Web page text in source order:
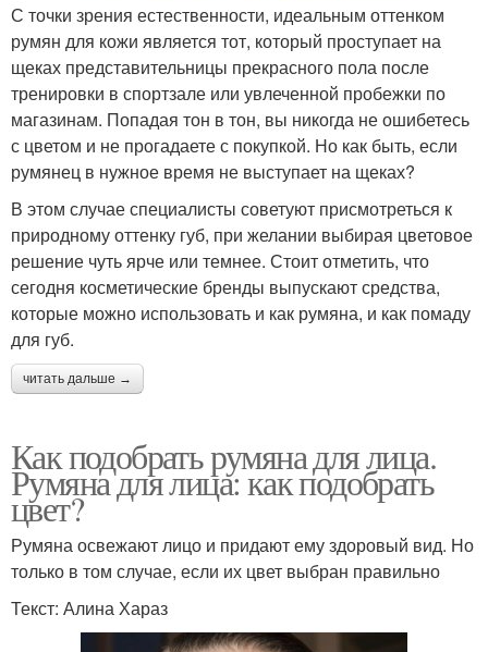
С точки зрения естественности, идеальным оттенком
румян для кожи является тот, который проступает на
щеках представительницы прекрасного пола после
тренировки в спортзале или увлеченной пробежки по
магазинам. Попадая тон в тон, вы никогда не ошибетесь
с цветом и не прогадаете с покупкой. Но как быть, если
румянец в нужное время не выступает на щеках?
В этом случае специалисты советуют присмотреться к
природному оттенку губ, при желании выбирая цветовое
решение чуть ярче или темнее. Стоит отметить, что
сегодня косметические бренды выпускают средства,
которые можно использовать и как румяна, и как помаду
для губ.
читать дальше →
Как подобрать румяна для лица.
Румяна для лица: как подобрать
цвет?
Румяна освежают лицо и придают ему здоровый вид. Но
только в том случае, если их цвет выбран правильно
Текст: Алина Хараз